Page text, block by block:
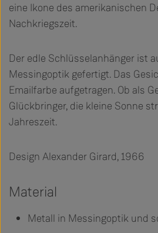
eine Ikone des amerikanischen
Nachkriegszeit.
Der edle Schlüsselanhänger ist
Messingoptik gefertigt. Das
Emailfarbe aufgetragen. Ob als
Glückbringer, die kleine Sonne
Jahreszeit.
Design Alexander Girard, 1966
Material
Metall in Messingoptik und